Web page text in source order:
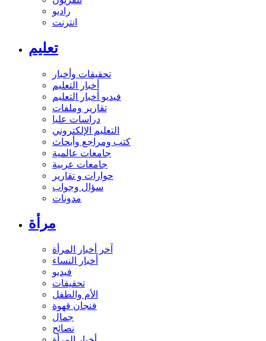
راديو
انترنت
تعليم
تحقيقات وأخبار
أخبار التعليم
فيديو أخبار التعليم
تقارير وملفات
دراسات عليا
التعليم الإلكتروني
كتب ومراجع وأبحاث
جامعات عالمية
جامعات عربية
حوارات و تقارير
سؤال وجواب
مدونات
مرأة
آخر أخبار المرأة
أخبار النساء
فيديو
تحقيقات
الأم والطفل
فنجان قهوة
جمال
نصائح